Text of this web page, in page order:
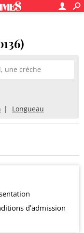
Longueau
d'admission